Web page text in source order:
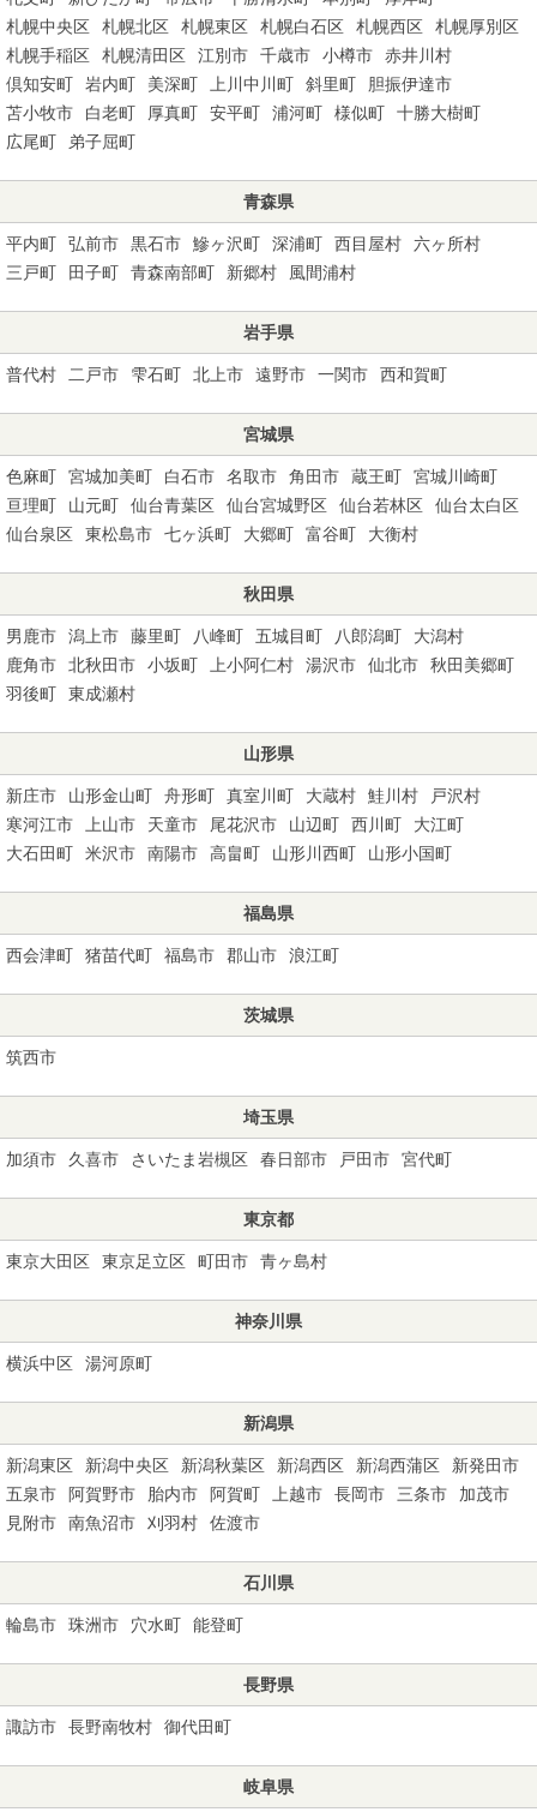
札幌中央区
札幌北区 札幌東区 札幌白石区 札幌西区
札幌厚別区
札幌手稲区
札幌清田区 江別市 千歳市 小樽市
赤井川村
倶知安町
岩内町 美深町 上川中川町 斜里町
胆振伊達市
苫小牧市
白老町 厚真町 安平町 浦河町 様似町
十勝大樹町
広尾町
弟子屈町
青森県
平内町 弘前市 黒石市 鰺ヶ沢町 深浦町 西目屋村
六ヶ所村
三戸町
田子町 青森南部町 新郷村 風間浦村
岩手県
普代村 二戸市 雫石町 北上市 遠野市 一関市 西和賀町
宮城県
色麻町 宮城加美町 白石市 名取市 角田市 蔵王町
宮城川崎町
亘理町
山元町 仙台青葉区 仙台宮城野区 仙台若林区
仙台太白区
仙台泉区
東松島市 七ヶ浜町 大郷町 富谷町 大衡村
秋田県
男鹿市 潟上市 藤里町 八峰町 五城目町 八郎潟町
大潟村
鹿角市
北秋田市 小坂町 上小阿仁村 湯沢市 仙北市
秋田美郷町
羽後町
東成瀬村
山形県
新庄市 山形金山町 舟形町 真室川町 大蔵村 鮭川村
戸沢村
寒河江市
上山市 天童市 尾花沢市 山辺町 西川町
大江町
大石田町
米沢市 南陽市 高畠町 山形川西町 山形小国町
福島県
西会津町 猪苗代町 福島市 郡山市 浪江町
茨城県
筑西市
埼玉県
加須市 久喜市 さいたま岩槻区 春日部市 戸田市 宮代町
東京都
東京大田区 東京足立区 町田市 青ヶ島村
神奈川県
横浜中区 湯河原町
新潟県
新潟東区 新潟中央区 新潟秋葉区 新潟西区 新潟西蒲区
新発田市
五泉市
阿賀野市 胎内市 阿賀町 上越市 長岡市 三条市
加茂市
見附市
南魚沼市 刈羽村 佐渡市
石川県
輪島市 珠洲市 穴水町 能登町
長野県
諏訪市 長野南牧村 御代田町
岐阜県